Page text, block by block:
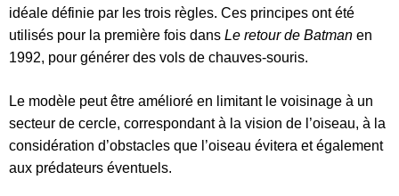
idéale définie par les trois règles. Ces principes ont été
utilisés pour la première fois dans Le retour de Batman en
1992, pour générer des vols de chauves-souris.
Le modèle peut être amélioré en limitant le voisinage à un
secteur de cercle, correspondant à la vision de l’oiseau, à la
considération d’obstacles que l’oiseau évitera et également
aux prédateurs éventuels.